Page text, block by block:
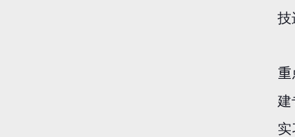
技
重
建